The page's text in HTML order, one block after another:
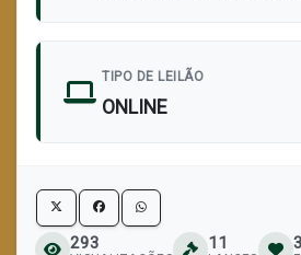
TIPO DE LEILÃO
ONLINE
293 11 3